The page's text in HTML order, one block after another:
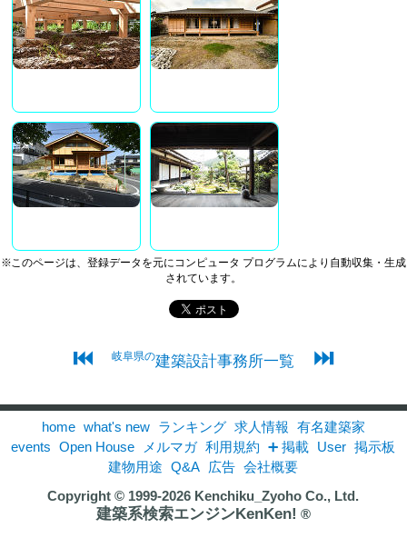
※このページは、登録データを元にコンピュータ プログラムにより自動収集・生成
されています。
⏮ 岐阜県の建築設計事務所一覧 ⏭
home what's new ランキング 求人情報 有名建築家
events
Open House メルマガ 利用規約 ➕ 掲載 User 掲示板
建物用途
Q&A 広告 会社概要
Copyright © 1999-2026 Kenchiku_Zyoho Co., Ltd.
建築系検索エンジンKenKen! ®